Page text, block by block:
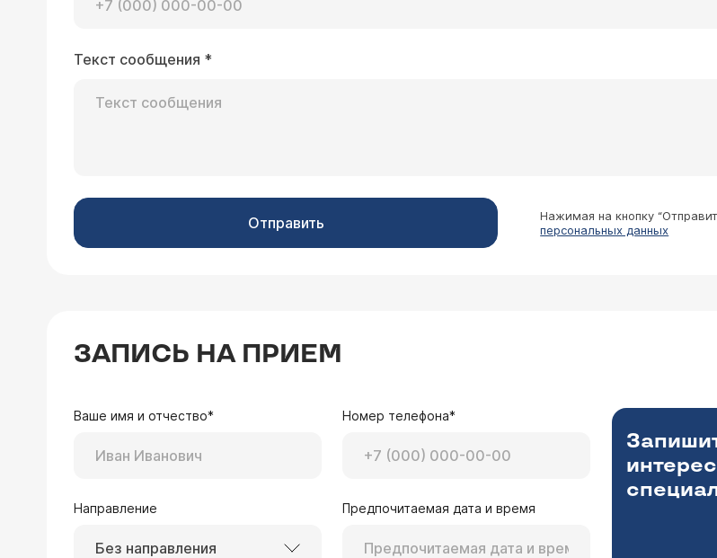
Текст сообщения *
Отправить Нажимая на кнопку
персональных данных
ЗАПИСЬ НА ПРИЕМ
Ваше имя и отчество* Номер телефона*
Направление
Без направления
Предпочитаемая дата и время